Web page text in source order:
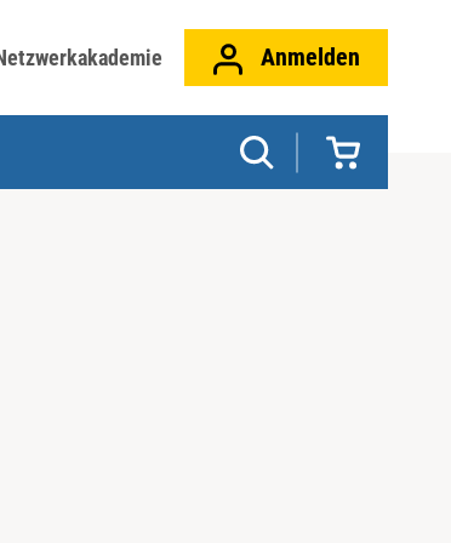
Anmelden